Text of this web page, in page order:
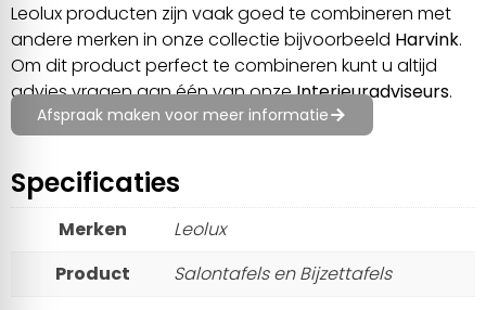
Leolux producten zijn vaak goed te combineren met
andere merken in onze collectie bijvoorbeeld Harvink.
Om dit product perfect te combineren kunt u altijd
advies vragen aan één van onzeInterieuradviseurs.
Afspraak maken voor meer informatie
Specificaties
Merken
Leolux
Product
Salontafels en Bijzettafels